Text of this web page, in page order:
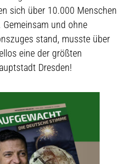
sich über 10.000 Menschen
und ohne
stand, musste über
eine der größten
Dresden!